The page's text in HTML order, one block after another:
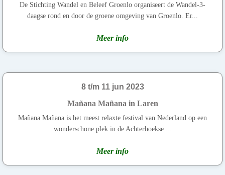
De Stichting Wandel en Beleef Groenlo organiseert de Wandel-3-
daagse rond en door de groene omgeving van Groenlo. Er...
Meer info
8 t/m 11 jun 2023
Mañana Mañana in Laren
Mañana Mañana is het meest relaxte festival van Nederland op een
wonderschone plek in de Achterhoekse....
Meer info